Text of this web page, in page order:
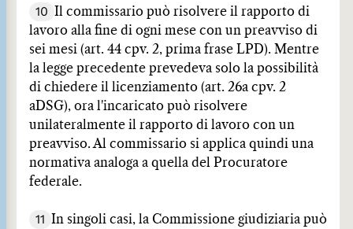
10
Il commissario può risolvere il rapporto di
lavoro alla fine di ogni mese con un preavviso di
sei mesi (art. 44 cpv. 2, prima frase LPD). Mentre
la legge precedente prevedeva solo la possibilità
di chiedere il licenziamento (art. 26a cpv. 2
aDSG), ora l'incaricato può risolvere
unilateralmente il rapporto di lavoro con un
preavviso. Al commissario si applica quindi una
normativa analoga a quella del Procuratore
federale.
11
In singoli casi, la Commissione giudiziaria può